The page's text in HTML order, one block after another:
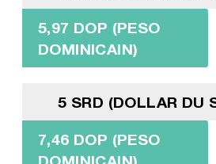
5,97 DOP (PESO
DOMINICAIN)
5 SRD (DOLLAR DU
7,46 DOP (PESO